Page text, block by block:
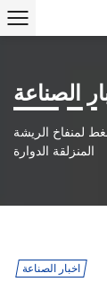
الصناعة
لمنفاخ الريشة
المنزلقة الدوارة
اخبار الصناعة